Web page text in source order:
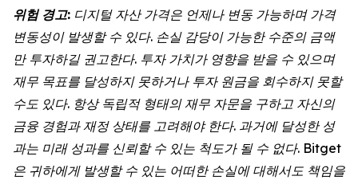
위험 경고: 디지털 자산 가격은 언제나 변동 가능하며 가격
변동성이 발생할 수 있다. 손실 감당이 가능한 수준의 금액
만 투자하길 권고한다. 투자 가치가 영향을 받을 수 있으며
재무 목표를 달성하지 못하거나 투자 원금을 회수하지 못할
수도 있다. 항상 독립적 형태의 재무 자문을 구하고 자신의
금융 경험과 재정 상태를 고려해야 한다. 과거에 달성한 성
과는 미래 성과를 신뢰할 수 있는 척도가 될 수 없다. Bitget
은 귀하에게 발생할 수 있는 어떠한 손실에 대해서도 책임을